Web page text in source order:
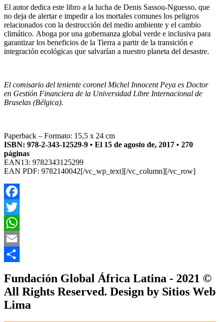
El autor dedica este libro a la lucha de Denis Sassou-Nguesso, que
no deja de alertar e impedir a los mortales comunes los peligros
relacionados con la destrucción del medio ambiente y el cambio
climático. Aboga por una gobernanza global verde e inclusiva para
garantizar los beneficios de la Tierra a partir de la transición e
integración ecológicas que salvarían a nuestro planeta del desastre.
El comisario del teniente coronel Michel Innocent Peya es Doctor
en Gestión Financiera de la Universidad Libre Internacional de
Bruselas (Bélgica).
Paperback – Formato: 15,5 x 24 cm
ISBN: 978-2-343-12529-9 • El 15 de agosto de, 2017 • 270
páginas
EAN13: 9782343125299
EAN PDF: 9782140042[/vc_wp_text][/vc_column][/vc_row]
Facebook
Twitter
WhatsApp
Email
Fundación Global África Latina - 2021 ©
All Rights Reserved. Design by Sitios Web
Lima